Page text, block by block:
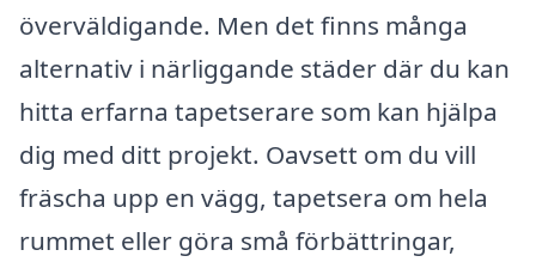
överväldigande. Men det finns många
alternativ i närliggande städer där du kan
hitta erfarna tapetserare som kan hjälpa
dig med ditt projekt. Oavsett om du vill
fräscha upp en vägg, tapetsera om hela
rummet eller göra små förbättringar,